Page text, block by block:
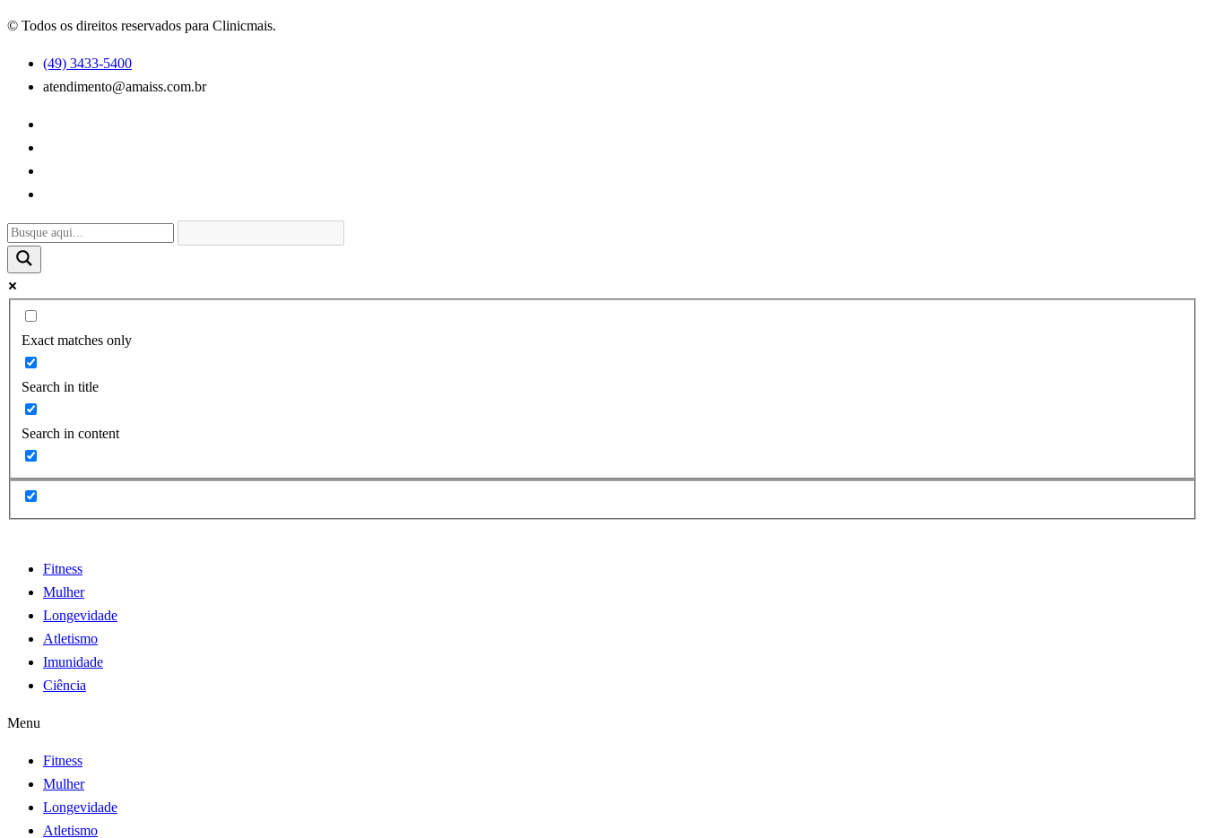
© Todos os direitos reservados para Clinicmais.
(49) 3433-5400
atendimento@amaiss.com.br
Exact matches only
Search in title
Search in content
Fitness
Mulher
Longevidade
Atletismo
Imunidade
Ciência
Menu
Fitness
Mulher
Longevidade
Atletismo